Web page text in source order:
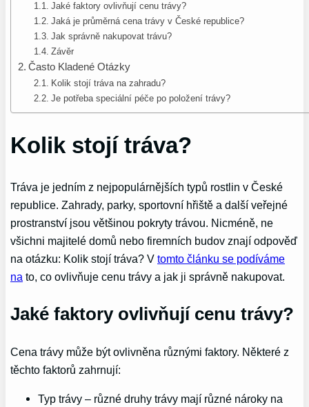
Jaké faktory ovlivňují cenu trávy?
Jaká je průměrná cena trávy v České republice?
Jak správně nakupovat trávu?
Závěr
Často Kladené Otázky
Kolik stojí tráva na zahradu?
Je potřeba speciální péče po položení trávy?
Kolik stojí tráva?
Tráva je jedním z nejpopulárnějších typů rostlin v České
republice. Zahrady, parky, sportovní hřiště a další veřejné
prostranství jsou většinou pokryty trávou. Nicméně, ne
všichni majitelé domů nebo firemních budov znají odpověď
na otázku: Kolik stojí tráva? Vtomto článku se podíváme
na to, co ovlivňuje cenu trávy a jak ji správně nakupovat.
Jaké faktory ovlivňují cenu trávy?
Cena trávy může být ovlivněna různými faktory. Některé z
těchto faktorů zahrnují:
Typ trávy – různé druhy trávy mají různé nároky na